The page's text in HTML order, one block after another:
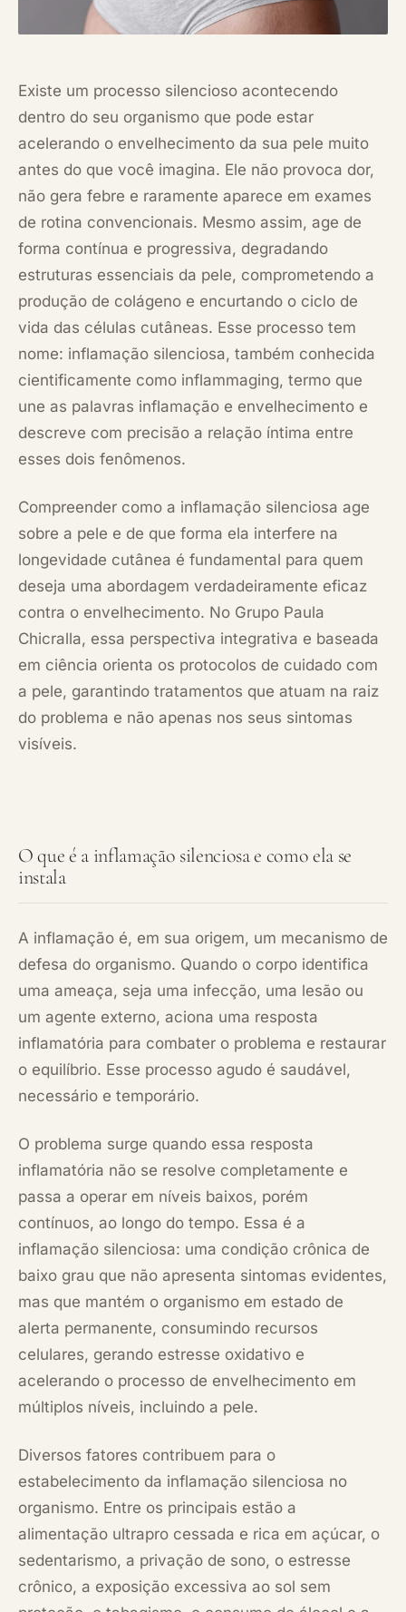
Existe um processo silencioso acontecendo
dentro do seu organismo que pode estar
acelerando o envelhecimento da sua pele muito
antes do que você imagina. Ele não provoca dor,
não gera febre e raramente aparece em exames
de rotina convencionais. Mesmo assim, age de
forma contínua e progressiva, degradando
estruturas essenciais da pele, comprometendo a
produção de colágeno e encurtando o ciclo de
vida das células cutâneas. Esse processo tem
nome: inflamação silenciosa, também conhecida
cientificamente como inflammaging, termo que
une as palavras inflamação e envelhecimento e
descreve com precisão a relação íntima entre
esses dois fenômenos.
Compreender como a inflamação silenciosa age
sobre a pele e de que forma ela interfere na
longevidade cutânea é fundamental para quem
deseja uma abordagem verdadeiramente eficaz
contra o envelhecimento. No Grupo Paula
Chicralla, essa perspectiva integrativa e baseada
em ciência orienta os protocolos de cuidado com
a pele, garantindo tratamentos que atuam na raiz
do problema e não apenas nos seus sintomas
visíveis.
O que é a inflamação silenciosa e como ela se
instala
A inflamação é, em sua origem, um mecanismo de
defesa do organismo. Quando o corpo identifica
uma ameaça, seja uma infecção, uma lesão ou
um agente externo, aciona uma resposta
inflamatória para combater o problema e restaurar
o equilíbrio. Esse processo agudo é saudável,
necessário e temporário.
O problema surge quando essa resposta
inflamatória não se resolve completamente e
passa a operar em níveis baixos, porém
contínuos, ao longo do tempo. Essa é a
inflamação silenciosa: uma condição crônica de
baixo grau que não apresenta sintomas evidentes,
mas que mantém o organismo em estado de
alerta permanente, consumindo recursos
celulares, gerando estresse oxidativo e
acelerando o processo de envelhecimento em
múltiplos níveis, incluindo a pele.
Diversos fatores contribuem para o
estabelecimento da inflamação silenciosa no
organismo. Entre os principais estão a
alimentação ultrapro cessada e rica em açúcar, o
sedentarismo, a privação de sono, o estresse
crônico, a exposição excessiva ao sol sem